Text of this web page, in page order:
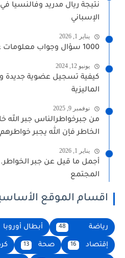
نتيجة ريال مدريد وفالنسيا في
الإسباني
يناير 1, 2026
1000 سؤال وجواب معلومات عامة ثقافية علمية منوعة
يونيو 12, 2024
الماليزية
نوفمبر 9, 2025
من جبرخواطرالناس جبر الله
الخاطر فإن الله يجبر خواطرهم
يناير 1, 2026
أجمل ما قيل عن جبر
المجتمع
اقسام الموقع الأساسية
رياضة 48 أبطال أوروبا
إقتصاد صحة كرة-